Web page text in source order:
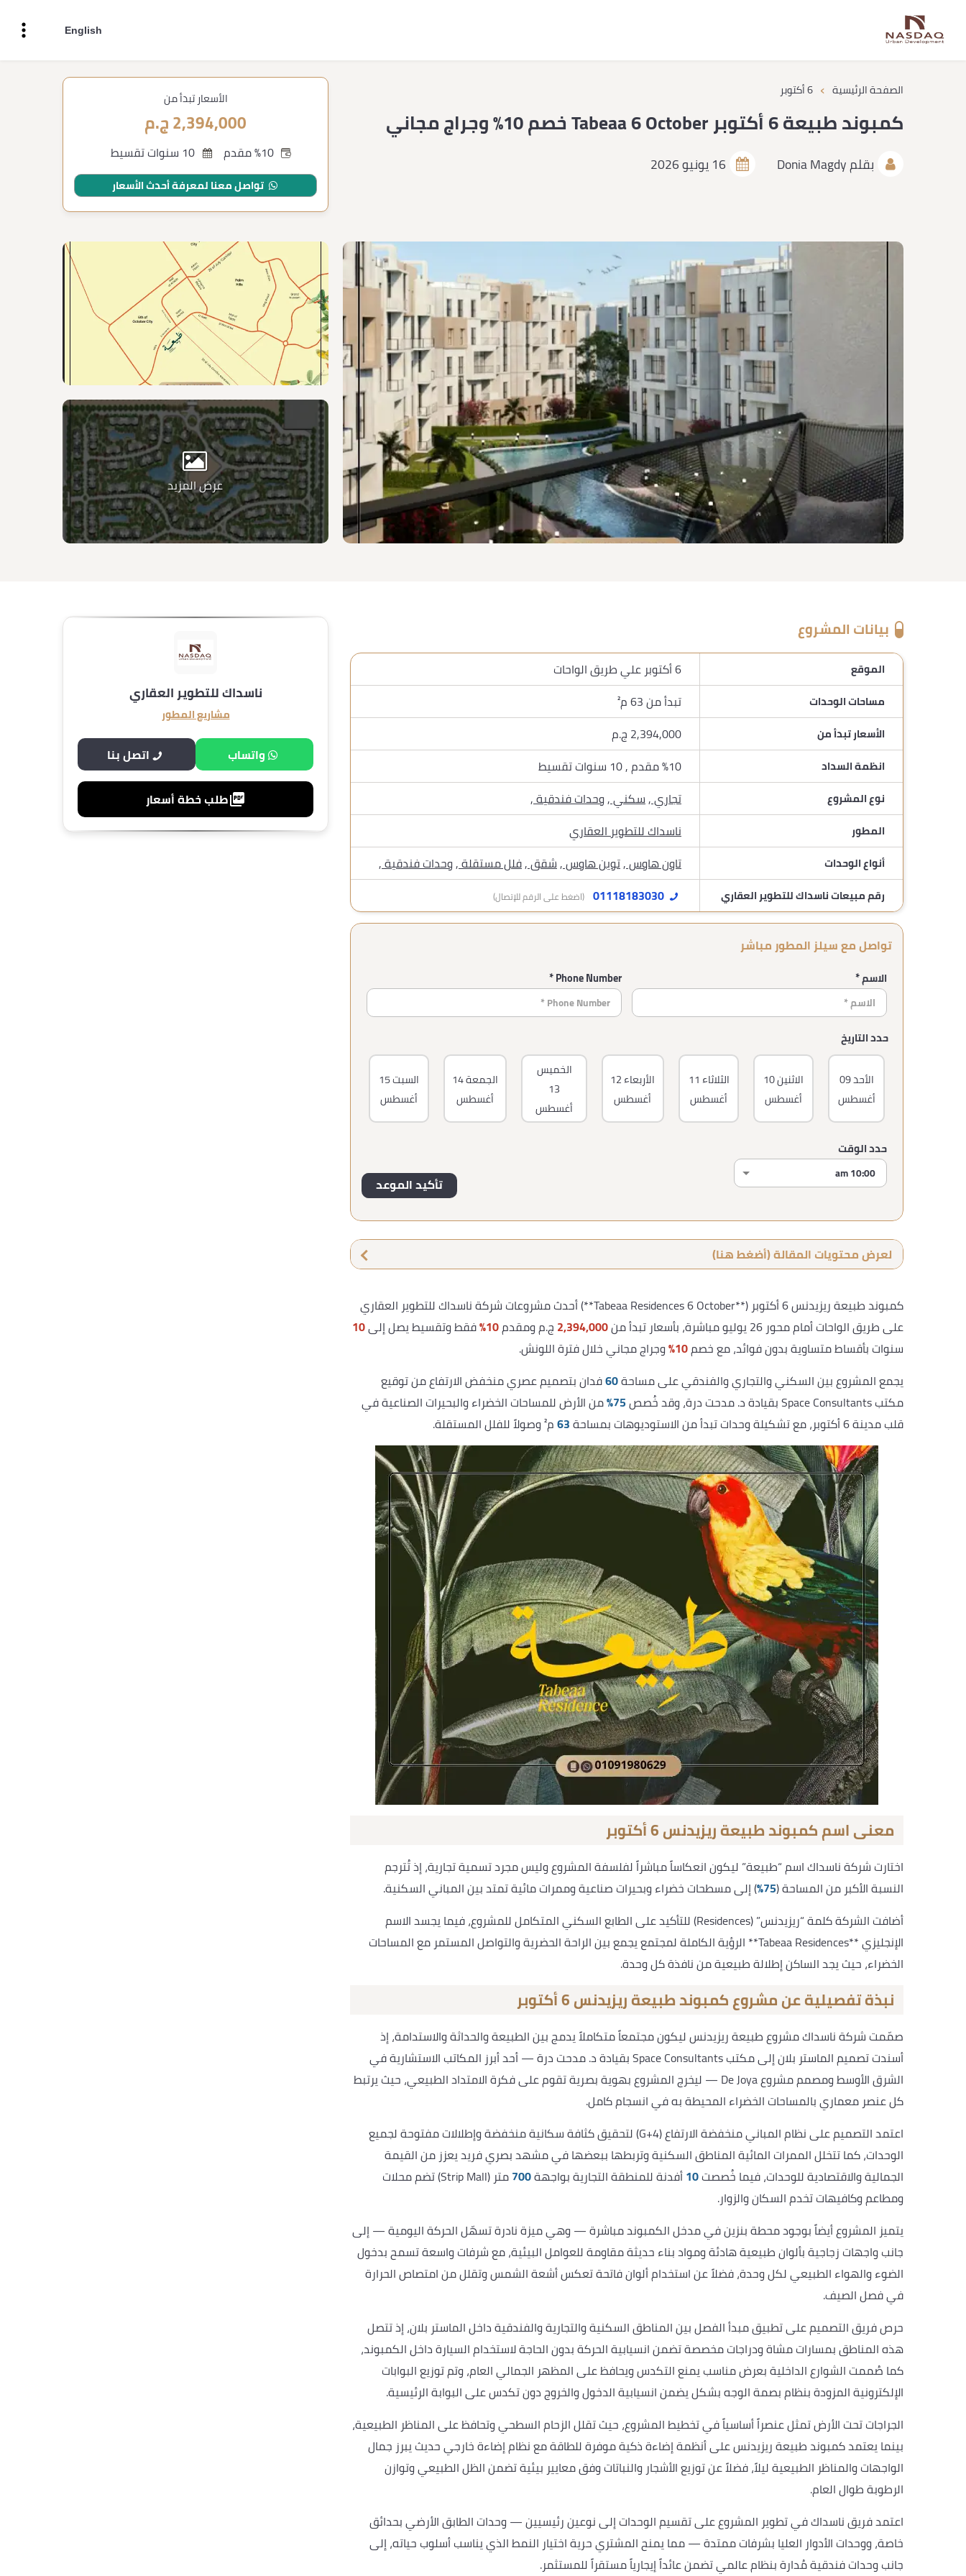
English
الصفحة الرئيسية › 6 أكتوبر
كمبوند طبيعة 6 أكتوبر Tabeaa 6 October خصم 10% وجراج مجاني
بقلمDonia Magdy 16 يونيو 2026
الأسعار تبدأ من
2,394,000 ج.م
%10 مقدم
تواصل معنا لمعرفة أحدث الأسعار
عرض المزيد
بيانات المشروع
الموقع 6 أكتوبر علي طريق الواحات
مساحات الوحدات تبدأ من 63 م²
الأسعار تبدأ من 2,394,000 ج.م
انظمة السداد %10 مقدم , 10 سنوات تقسيط
نوع المشروع تجاري,سكني,وحدات فندقية,
المطور ناسداك للتطوير العقاري
أنواع الوحدات تاون هاوس,توين هاوس,شقق,فلل مستقلة,وحدات فندقية,
رقم مبيعات ناسداك للتطوير العقاري 01118183030 (اضغط على الرقم للإتصال)
تواصل مع سيلز المطور مباشر
الاسم * Phone Number *
حدد التاريخ
الأحد09
أغسطس
الاثنين10
أغسطس
الثلاثاء 11
أغسطس
الأربعاء12
أغسطس
الخميس
13
أغسطس
الجمعة14
أغسطس
السبت15
أغسطس
حدد الوقت
لعرض محتويات المقالة (أضغط هنا)
كمبوند طبيعة ريزيدنس 6 أكتوبر (**Tabeaa Residences 6 October**) أحدث مشروعات شركة ناسداك للتطوير العقاري
على طريق الواحات أمام محور 26 يوليو مباشرة، بأسعار تبدأ من
2,394,000 ج.م ومقدم10% فقط وتقسيط يصل إلى10
سنوات بأقساط متساوية بدون فوائد، مع خصم10% وجراج مجاني خلال فترة اللونش.
يجمع المشروع بين السكني والتجاري والفندقي على مساحة60فدان بتصميم عصري منخفض الارتفاع من توقيع
مكتب Space Consultants بقيادة د. مدحت درة، وقد خُصص
75% من الأرض للمساحات الخضراء والبحيرات الصناعية في
قلب مدينة 6 أكتوبر، مع تشكيلة وحدات تبدأ من الاستوديوهات بمساحة
63م² وصولاً للفلل المستقلة.
معنى اسم كمبوند طبيعة ريزيدنس 6 أكتوبر
اختارت شركة ناسداك اسم “طبيعة” ليكون انعكاساً مباشراً لفلسفة المشروع وليس مجرد تسمية تجارية، إذ تُترجم
النسبة الأكبر من المساحة (75% ) إلى مسطحات خضراء وبحيرات صناعية وممرات مائية تمتد بين المباني السكنية.
أضافت الشركة كلمة “ريزيدنس” (Residences) للتأكيد على الطابع السكني المتكامل للمشروع، فيما يجسد الاسم
الإنجليزي **Tabeaa Residences** الرؤية الكاملة لمجتمع يجمع بين الراحة الحضرية والتواصل المستمر مع المساحات
الخضراء، حيث يجد الساكن إطلالة طبيعية من نافذة كل وحدة.
نبذة تفصيلية عن مشروع كمبوند طبيعة ريزيدنس 6 أكتوبر
صمّمت شركة ناسداك مشروع طبيعة ريزيدنس ليكون مجتمعاً متكاملاً يدمج بين الطبيعة والحداثة والاستدامة، إذ
أسندت تصميم الماستر بلان إلى مكتب Space Consultants بقيادة د. مدحت درة — أحد أبرز المكاتب الاستشارية في
الشرق الأوسط ومصمم مشروع De Joya — ليخرج المشروع بهوية بصرية تقوم على فكرة الامتداد الطبيعي، حيث يرتبط
كل عنصر معماري بالمساحات الخضراء المحيطة به في انسجام كامل.
اعتمد التصميم على نظام المباني منخفضة الارتفاع (G+4) لتحقيق كثافة سكانية منخفضة وإطلالات مفتوحة لجميع
الوحدات، كما تتخلل الممرات المائية المناطق السكنية وتربطها ببعضها في مشهد بصري فريد يعزز من القيمة
الجمالية والاقتصادية للوحدات، فيما خُصصت10أفدنة للمنطقة التجارية بواجهة700
متر (Strip Mall) تضم محلات
ومطاعم وكافيهات تخدم السكان والزوار.
يتميز المشروع أيضاً بوجود محطة بنزين في مدخل الكمبوند مباشرة — وهي ميزة نادرة تسهّل الحركة اليومية — إلى
جانب واجهات زجاجية بألوان طبيعية هادئة ومواد بناء حديثة مقاومة للعوامل البيئية، مع شرفات واسعة تسمح بدخول
الضوء والهواء الطبيعي لكل وحدة، فضلاً عن استخدام ألوان فاتحة تعكس أشعة الشمس وتقلل من امتصاص الحرارة
في فصل الصيف.
حرص فريق التصميم على تطبيق مبدأ الفصل بين المناطق السكنية والتجارية والفندقية داخل الماستر بلان، إذ تتصل
هذه المناطق بمسارات مشاة ودراجات مخصصة تضمن انسيابية الحركة بدون الحاجة لاستخدام السيارة داخل الكمبوند،
كما صُممت الشوارع الداخلية بعرض مناسب يمنع التكدس ويحافظ على المظهر الجمالي العام، وتم توزيع البوابات
الإلكترونية المزودة بنظام بصمة الوجه بشكل يضمن انسيابية الدخول والخروج دون تكدس على البوابة الرئيسية.
الجراجات تحت الأرض تمثل عنصراً أساسياً في تخطيط المشروع، حيث تقلل الزحام السطحي وتحافظ على المناظر الطبيعية،
بينما يعتمد كمبوند طبيعة ريزيدنس على أنظمة إضاءة ذكية موفرة للطاقة مع نظام إضاءة خارجي حديث يبرز جمال
الواجهات والمناظر الطبيعية ليلاً، فضلاً عن توزيع الأشجار والنباتات وفق معايير بيئية تضمن الظل الطبيعي وتوازن
الرطوبة طوال العام.
اعتمد فريق ناسداك في تطوير المشروع على تقسيم الوحدات إلى نوعين رئيسيين — وحدات الطابق الأرضي بحدائق
خاصة، ووحدات الأدوار العليا بشرفات ممتدة — مما يمنح المشتري حرية اختيار النمط الذي يناسب أسلوب حياته، إلى
جانب وحدات فندقية مُدارة بنظام عالمي تضمن عائداً إيجارياً مستقراً للمستثمر.
ناسداك للتطوير العقاري
مشاريع المطور
واتساب اتصل بنا
طلب خطة أسعار